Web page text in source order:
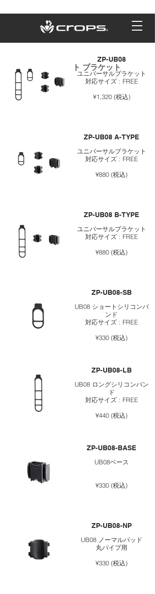
テールライト ブラケット
ZP-UB08
ユニバーサルブラケット
対応サイズ : FREE
¥1,320 (税込)
ZP-UB08 A-TYPE
ユニバーサルブラケット
対応サイズ : FREE
¥880 (税込)
ZP-UB08 B-TYPE
ユニバーサルブラケット
対応サイズ : FREE
¥880 (税込)
ZP-UB08-SB
UB08 ショートシリコンバ
ンド
対応サイズ : FREE
¥330 (税込)
ZP-UB08-LB
UB08 ロングシリコンバン
ド
対応サイズ : FREE
¥440 (税込)
ZP-UB08-BASE
UB08ベース
¥330 (税込)
ZP-UB08-NP
UB08 ノーマルパッド
丸パイプ用
¥330 (税込)